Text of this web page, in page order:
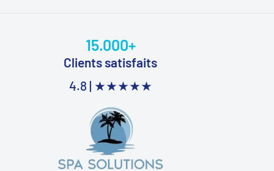
15.000+
Clients satisfaits
4.8 | ★★★★★